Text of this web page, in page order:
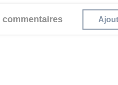
commentaires